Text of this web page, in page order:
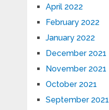
April 2022
February 2022
January 2022
December 2021
November 2021
October 2021
September 2021